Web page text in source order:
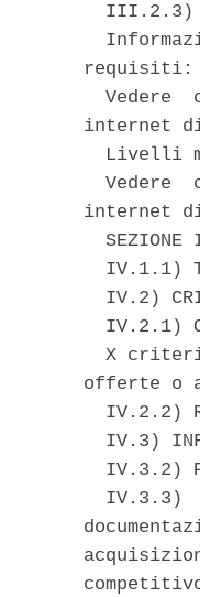
III.2.3)
requisiti:
Vedere
internet
Livelli
Vedere
internet
SEZIONE
IV.1.1)
IV.2)
IV.2.1)
X
offerte o
IV.2.2)
IV.3)
IV.3.2)
IV.3.3)